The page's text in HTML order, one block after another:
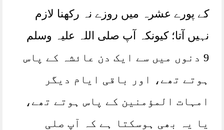
کے پورے عشرہ میں روزے نہ رکھنا لازم
نہیں آتا؛ کیونکہ آپ صلی اللہ علیہ وسلم
9 دنوں میں سے ایک دن عائشہ کے پاس
ہوتے تھے، اور باقی ایام دیگر
امہات المؤمنین کے پاس ہوتے تھے،
یا یہ بھی ہوسکتا ہے کہ آپ صلی